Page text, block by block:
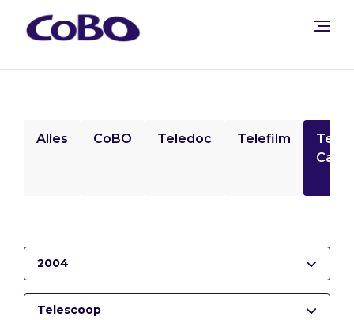
Alles CoBO Teledoc Telefilm
2004
Telescoop